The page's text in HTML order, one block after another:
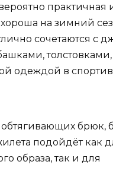
практичная
на зимний
сочетаются с
толстовками,
одеждой в
брюк,
подойдёт как
образа, так и для